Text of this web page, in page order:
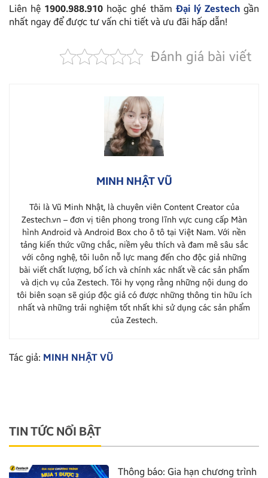
Liên hệ 1900.988.910 hoặc ghé thăm Đại lý Zestechgần
nhất ngay để được tư vấn chi tiết và ưu đãi hấp dẫn!
Đánh giá bài viết
MINH NHẬT VŨ
Tôi là Vũ Minh Nhật, là chuyên viên Content Creator của
Zestech.vn – đơn vị tiên phong trong lĩnh vực cung cấp Màn
hình Android và Android Box cho ô tô tại Việt Nam. Với nền
tảng kiến thức vững chắc, niềm yêu thích và đam mê sâu sắc
với công nghệ, tôi luôn nỗ lực mang đến cho độc giả những
bài viết chất lượng, bổ ích và chính xác nhất về các sản phẩm
và dịch vụ của Zestech. Tôi hy vọng rằng những nội dung do
tôi biên soạn sẽ giúp độc giả có được những thông tin hữu ích
nhất và những trải nghiệm tốt nhất khi sử dụng các sản phẩm
của Zestech.
Tác giả: MINH NHẬT VŨ
TIN TỨC NỔI BẬT
Thông báo: Gia hạn chương trình